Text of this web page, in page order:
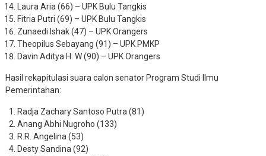
Laura Aria (66) – UPK Bulu Tangkis
Fitria Putri (69) – UPK Bulu Tangkis
Zunaedi Ishak (47) – UPK Orangers
Theopilus Sebayang (91) – UPK PMKP
Davin Aditya H. W (90) – UPK Orangers
Hasil rekapitulasi suara calon senator Program Studi Ilmu
Pemerintahan:
Radja Zachary Santoso Putra (81)
Anang Abhi Nugroho (133)
R.R. Angelina (53)
Desty Sandina (92)